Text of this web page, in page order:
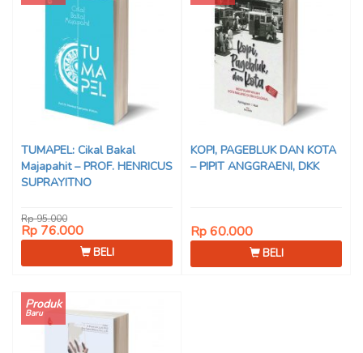
TUMAPEL: Cikal Bakal
Majapahit – PROF. HENRICUS
SUPRAYITNO
Rp 95.000
Rp 76.000
BELI
KOPI, PAGEBLUK DAN KOTA
– PIPIT ANGGRAENI, DKK
Rp 60.000
BELI
Produk
Baru